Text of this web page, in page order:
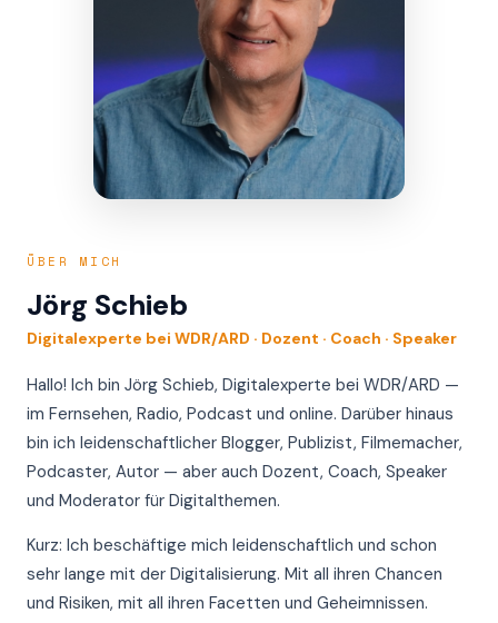
ÜBER MICH
Jörg Schieb
Digitalexperte bei WDR/ARD · Dozent · Coach · Speaker
Hallo! Ich bin Jörg Schieb, Digitalexperte bei WDR/ARD —
im Fernsehen, Radio, Podcast und online. Darüber hinaus
bin ich leidenschaftlicher Blogger, Publizist, Filmemacher,
Podcaster, Autor — aber auch Dozent, Coach, Speaker
und Moderator für Digitalthemen.
Kurz: Ich beschäftige mich leidenschaftlich und schon
sehr lange mit der Digitalisierung. Mit all ihren Chancen
und Risiken, mit all ihren Facetten und Geheimnissen.